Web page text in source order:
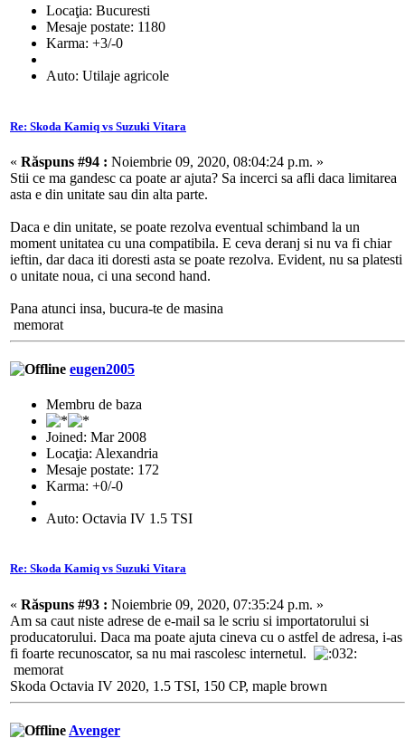
Locaţia: Bucuresti
Mesaje postate: 1180
Karma: +3/-0
Auto: Utilaje agricole
Re: Skoda Kamiq vs Suzuki Vitara
« Răspuns #94 : Noiembrie 09, 2020, 08:04:24 p.m. »
Stii ce ma gandesc ca poate ar ajuta? Sa incerci sa afli daca limitarea
asta e din unitate sau din alta parte.
Daca e din unitate, se poate rezolva eventual schimband la un
moment unitatea cu una compatibila. E ceva deranj si nu va fi chiar
ieftin, dar daca iti doresti asta se poate rezolva. Evident, nu sa platesti
o unitate noua, ci una second hand.
Pana atunci insa, bucura-te de masina
memorat
eugen2005
Membru de baza
Joined: Mar 2008
Locaţia: Alexandria
Mesaje postate: 172
Karma: +0/-0
Auto: Octavia IV 1.5 TSI
Re: Skoda Kamiq vs Suzuki Vitara
« Răspuns #93 : Noiembrie 09, 2020, 07:35:24 p.m. »
Am sa caut niste adrese de e-mail sa le scriu si importatorului si
producatorului. Daca ma poate ajuta cineva cu o astfel de adresa, i-as
fi foarte recunoscator, sa nu mai rascolesc internetul.
memorat
Skoda Octavia IV 2020, 1.5 TSI, 150 CP, maple brown
Avenger